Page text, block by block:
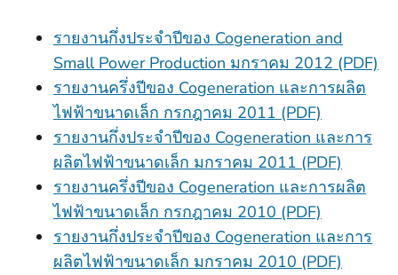
รายงานกึ่งประจําปีของ Cogeneration and
Small Power Production มกราคม 2012 (PDF)
รายงานครึ่งปีของ Cogeneration และการผลิต
ไฟฟ้าขนาดเล็ก กรกฎาคม 2011 (PDF)
รายงานกึ่งประจําปีของ Cogeneration และการ
ผลิตไฟฟ้าขนาดเล็ก มกราคม 2011 (PDF)
รายงานครึ่งปีของ Cogeneration และการผลิต
ไฟฟ้าขนาดเล็ก กรกฎาคม 2010 (PDF)
รายงานกึ่งประจําปีของ Cogeneration และการ
ผลิตไฟฟ้าขนาดเล็ก มกราคม 2010 (PDF)